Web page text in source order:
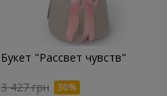
Букет "Рассвет чувств"
3 427 грн